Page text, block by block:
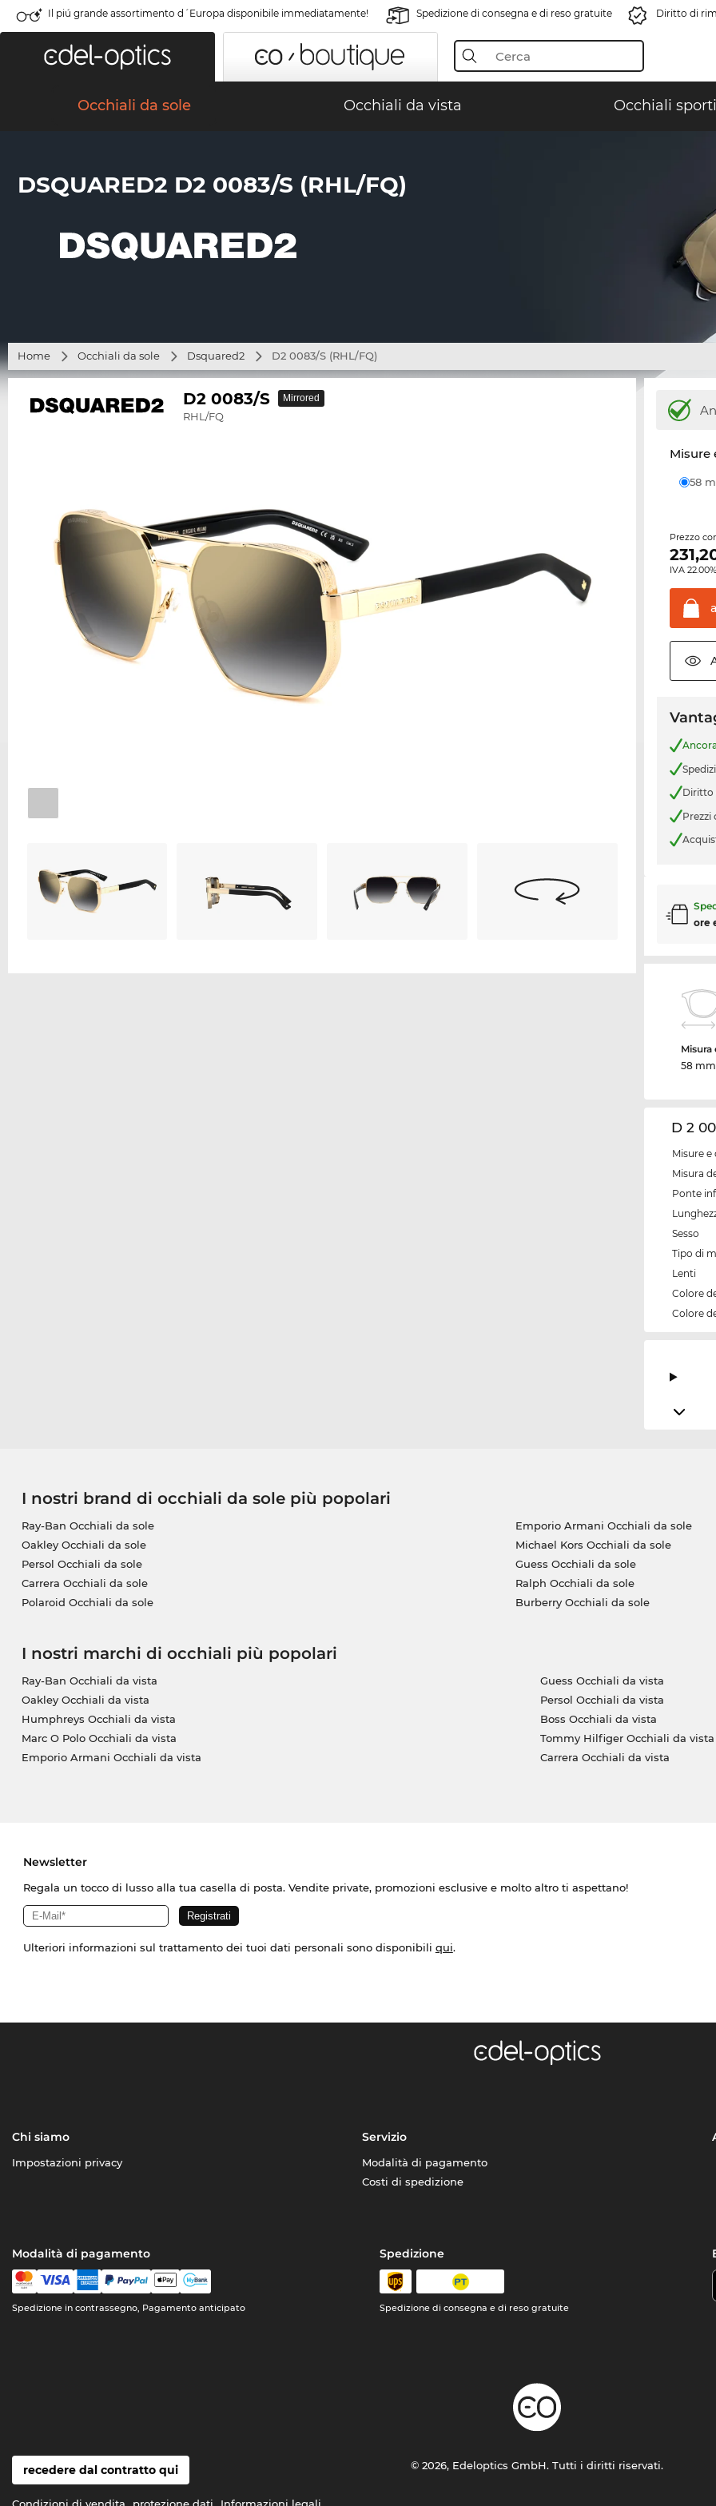
Il piú grande assortimento d´Europa disponibile immediatamente! Spedizione di consegna e di reso gratuite Diritto di
Occhiali da sole Occhiali da vista Occhiali
DSQUARED2 D2 0083/S (RHL/FQ)
Home Occhiali da sole Dsquared2 D2 0083/S (RHL/FQ)
D2 0083/S
RHL/FQ
Mirrored
Misure
58
Prezzo
IVA
Diritto
Prezzi
ore
Misura
58 mm
D 2
Misure e
Misura
Ponte
Sesso
Tipo di
Lenti
Colore
Colore
I nostri brand di occhiali da sole più popolari
Ray-Ban Occhiali da sole
Oakley Occhiali da sole
Persol Occhiali da sole
Carrera Occhiali da sole
Polaroid Occhiali da sole
Emporio Armani Occhiali da sole
Michael Kors Occhiali da sole
Guess Occhiali da sole
Ralph Occhiali da sole
Burberry Occhiali da sole
I nostri marchi di occhiali più popolari
Ray-Ban Occhiali da vista
Oakley Occhiali da vista
Humphreys Occhiali da vista
Marc O Polo Occhiali da vista
Emporio Armani Occhiali da vista
Guess Occhiali da vista
Persol Occhiali da vista
Boss Occhiali da vista
Tommy Hilfiger Occhiali da vista
Carrera Occhiali da vista
Newsletter
Regala un tocco di lusso alla tua casella di posta. Vendite private, promozioni esclusive e molto altro ti aspettano!
Ulteriori informazioni sul trattamento dei tuoi dati personali sono disponibili qui.
Chi siamo
Impostazioni privacy
Servizio
Modalità di pagamento
Costi di spedizione
Modalità di pagamento
Spedizione in contrassegno, Pagamento anticipato
Spedizione
Spedizione di consegna e di reso gratuite
recedere dal contratto qui © 2026, Edeloptics GmbH. Tutti i diritti riservati.